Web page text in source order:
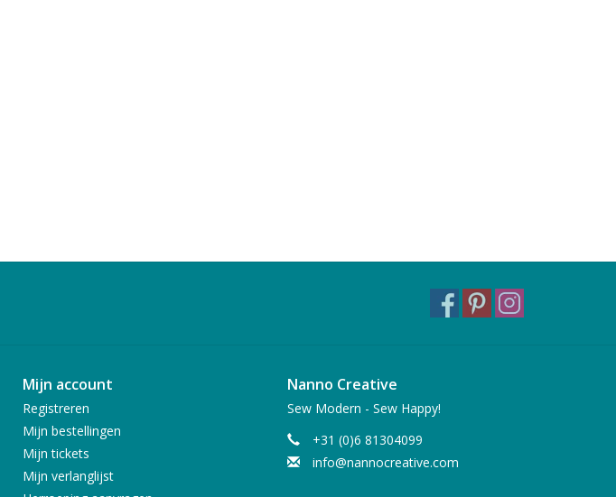
Mijn account
Registreren
Mijn bestellingen
Mijn tickets
Mijn verlanglijst
Nanno Creative
Sew Modern - Sew Happy!
+31 (0)6 81304099
info@nannocreative.com